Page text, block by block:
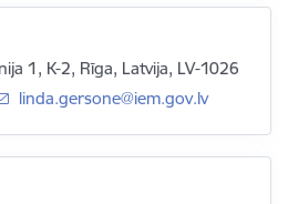
1, K-2, Rīga, Latvija, LV-1026
E-pasts:
linda.gersone@iem.gov.lv